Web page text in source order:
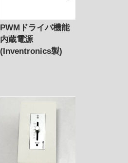
PWMドライバ機能
内蔵電源
(Inventronics製)